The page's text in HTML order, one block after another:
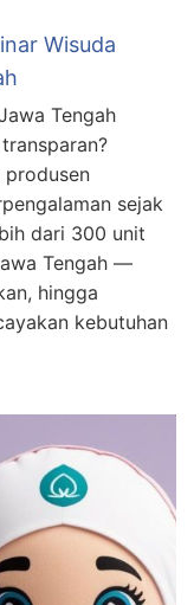
Wisuda
Tengah
produsen
sejak
dari 300 unit
Tengah —
hingga
kebutuhan